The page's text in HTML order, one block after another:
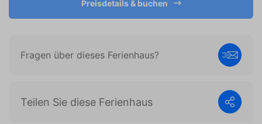
Preisdetails & buchen
Fragen über dieses Ferienhaus?
Teilen Sie diese Ferienhaus